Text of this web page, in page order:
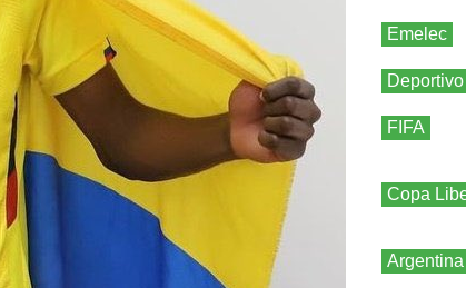
Emelec
FIFA
Copa
Argentina